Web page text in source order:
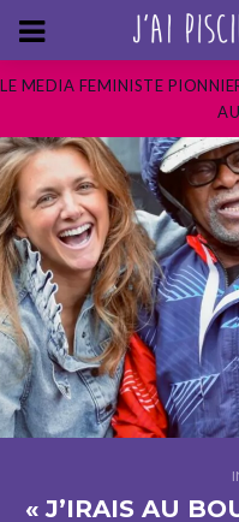
LE MEDIA FEMINISTE
« J’IRAIS AU